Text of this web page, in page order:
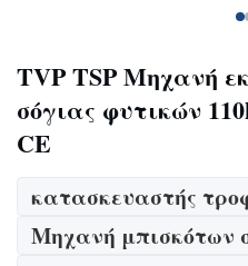
TVP TSP Μηχανή
σόγιας φυτικών
CE
κατασκευαστής
Μηχανή μπισκότων